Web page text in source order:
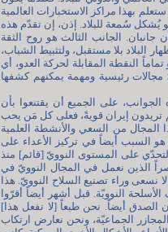
بهذا مراكز الاستخبارات العالمية
يُشكل سُمعة للبلاد. إذن، إن تقدّم هذه
جانبان. الجانب الثالث هو روح الثقة
البلاد بلا مستقبل، ولتثبيط الشباب،
النقطة المقابلة لحركة العدو، أي
رئيسية ومهمة يمكنهم كشفها
على الجميع أن يقتنعوا بأن
تريدون إيران قويةً، فعلى كل مَن يحب
المجال من السعي والأنشطة العلمية
هو السبب أيضاً في تركيز الأعداء على
على المستوى النوويّ [قائم] منذ
الذين نعمل في المجال النوويّ في
نسعى وراء تصنيع السلاح النوويّ. هذا
النوويّة. قبل أشهر أيضاً أقرّوا
إيران باتّجاه تصنيع سلاح نوويّ[3]. إنّهم يقولون الصدق أيضاً. نحن طبعاً [لا نفعل هذا]
الجماعيّة، ونحن نعارض ارتكاب